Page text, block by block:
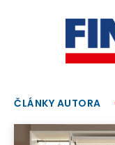
ČLÁNKY AUTORA